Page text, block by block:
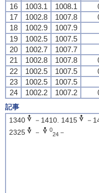
16
1003.1 1008.1
17
1002.8 1007.8
18
1002.9 1007.9
19
1002.5 1007.5
20
1002.7 1007.7
21
1002.8 1007.8
22
1002.5 1007.5
23
1002.5 1007.5
24
1002.2 1007.2
記事
1340
－1410. 1415 －
2325
－ 0
24 －